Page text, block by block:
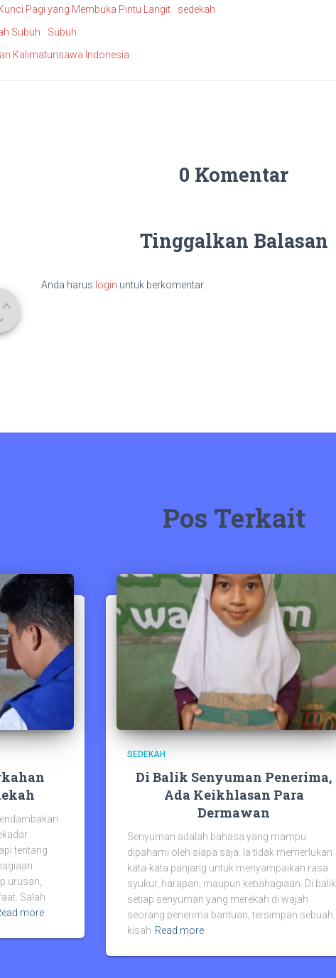
Pagi yang Membuka Pintu Langit
sedekah
Subuh
Subuh
Kalimatunsawa Indonesia
0 Komentar
Tinggalkan Balasan
Anda harus login untuk berkomentar.
Pos Terkait
tentang
urusan,
Salah
more
SEDEKAH
Di Balik Senyuman Penerima,
Ada Keikhlasan Para
Dermawan
Senyuman adalah bahasa yang mampu
dipahami oleh siapa saja. Ia tidak memerlukan
kata-kata panjang untuk menyampaikan rasa
syukur, harapan, maupun kebahagiaan. Di balik
setiap senyuman yang merekah di wajah
seorang penerima bantuan, tersimpan sebuah
kisah Read more